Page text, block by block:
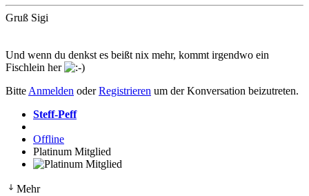
Gruß Sigi
Und wenn du denkst es beißt nix mehr, kommt irgendwo ein
Fischlein her
Bitte Anmelden oderRegistrieren um der Konversation beizutreten.
Steff-Peff
Offline
Platinum Mitglied
Mehr